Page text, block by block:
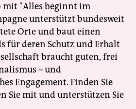
mit "Alles beginnt im
unterstützt bundesweit
Orte und baut einen
für deren Schutz und Erhalt
braucht guten, frei
– und
Engagement. Finden Sie
Sie mit und unterstützen Sie